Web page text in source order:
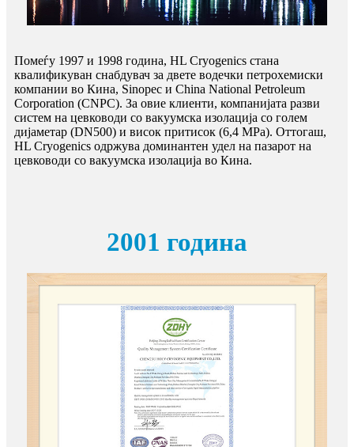
Помеѓу 1997 и 1998 година, HL Cryogenics стана
квалификуван снабдувач за двете водечки петрохемиски
компании во Кина, Sinopec и China National Petroleum
Corporation (CNPC). За овие клиенти, компанијата разви
систем на цевководи со вакуумска изолација со голем
дијаметар (DN500) и висок притисок (6,4 MPa). Оттогаш,
HL Cryogenics одржува доминантен удел на пазарот на
цевководи со вакуумска изолација во Кина.
2001 година